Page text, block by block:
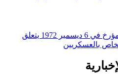
أمر عدد 380 لسنة 1972 مؤرخ في 6 ديسمبر 1972 يتعلق
بالعسكريين